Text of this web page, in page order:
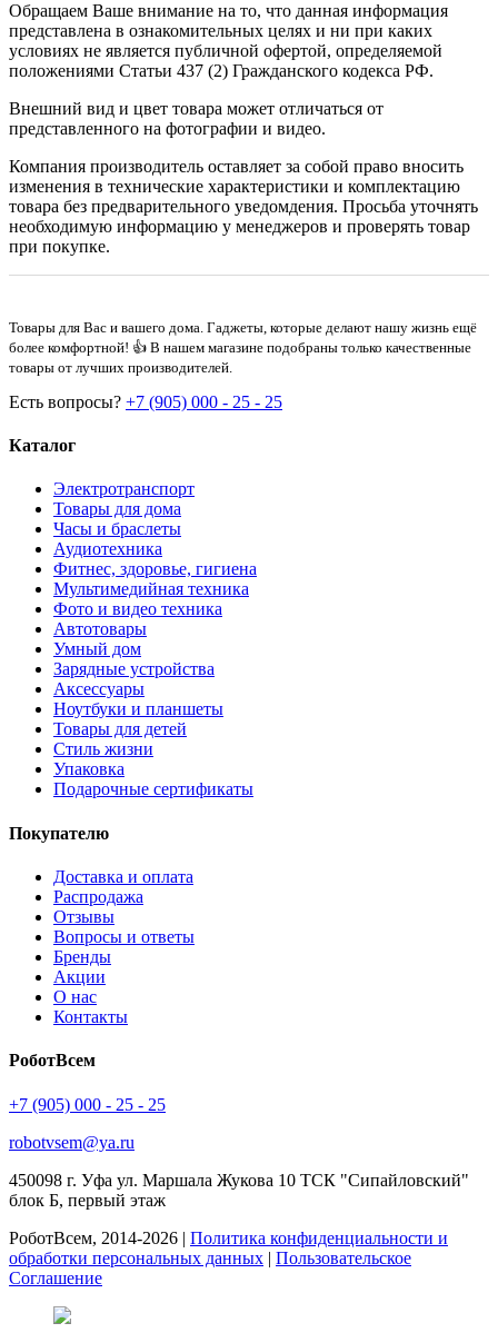
Обращаем Ваше внимание на то, что данная информация
представлена в ознакомительных целях и ни при каких
условиях не является публичной офертой, определяемой
положениями Статьи 437 (2) Гражданского кодекса РФ.
Внешний вид и цвет товара может отличаться от
представленного на фотографии и видео.
Компания производитель оставляет за собой право вносить
изменения в технические характеристики и комплектацию
товара без предварительного уведомдения. Просьба уточнять
необходимую информацию у менеджеров и проверять товар
при покупке.
Товары для Вас и вашего дома. Гаджеты, которые делают нашу жизнь ещё
более комфортной! 👍 В нашем магазине подобраны только качественные
товары от лучших производителей.
Есть вопросы? +7 (905) 000 - 25 - 25
Каталог
Электротранспорт
Товары для дома
Часы и браслеты
Аудиотехника
Фитнес, здоровье, гигиена
Мультимедийная техника
Фото и видео техника
Автотовары
Умный дом
Зарядные устройства
Аксессуары
Ноутбуки и планшеты
Товары для детей
Стиль жизни
Упаковка
Подарочные сертификаты
Покупателю
Доставка и оплата
Распродажа
Отзывы
Вопросы и ответы
Бренды
Акции
О нас
Контакты
РоботВсем
+7 (905) 000 - 25 - 25
robotvsem@ya.ru
450098 г. Уфа ул. Маршала Жукова 10 ТСК "Сипайловский"
блок Б, первый этаж
РоботВсем, 2014-2026 | Политика конфиденциальности и
обработки персональных данных | Пользовательское
Соглашение